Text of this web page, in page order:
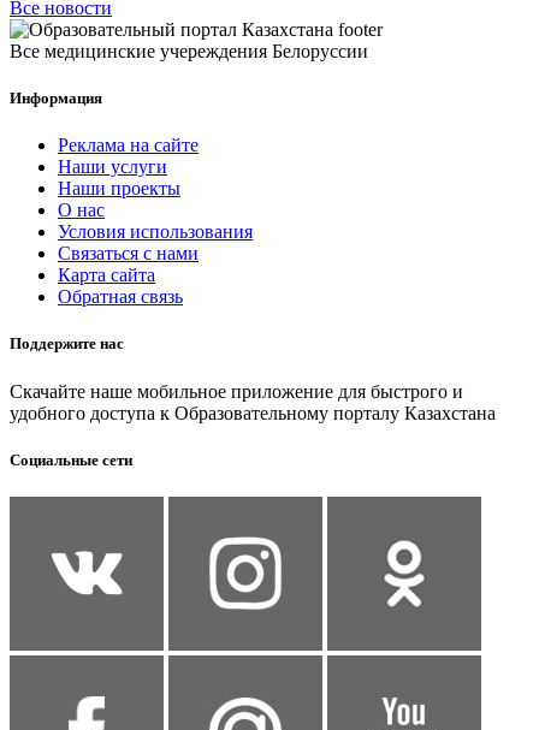
Все новости
Все медицинские учереждения Белоруссии
Информация
Реклама на сайте
Наши услуги
Наши проекты
О нас
Условия использования
Связаться с нами
Карта сайта
Обратная связь
Поддержите нас
Скачайте наше мобильное приложение для быстрого и
удобного доступа к Образовательному порталу Казахстана
Социальные сети